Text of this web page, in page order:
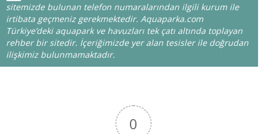
sitemizde bulunan telefon numaralarından ilgili kurum ile
irtibata geçmeniz gerekmektedir. Aquaparka.com
Türkiye’deki aquapark ve havuzları tek çatı altında toplayan
rehber bir sitedir. İçeriğimizde yer alan tesisler ile doğrudan
ilişkimiz bulunmamaktadır.
0